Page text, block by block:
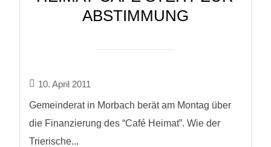
ABSTIMMUNG
10. April 2011
Gemeinderat in Morbach berät am Montag über
die Finanzierung des “Café Heimat”. Wie der
Trierische...